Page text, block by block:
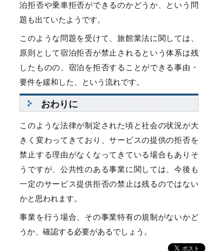
泊拒否や乗車拒否ができるのかどうか、という問
題も出ていたようです。
このような問題を受けて、旅館業法に関しては、
原則として宿泊拒否が禁止されるという体系は残
したものの、宿泊を拒否することができる事由・
要件を緩和した、という流れです。
おわりに
このような法律が制定された頃と社会の状況が大
きく変わってきており、サービスの提供の拒否を
禁止する理由がなくなってきている場合もありそ
うですが、公共性のある事業に関しては、今後も
一定のサービス提供拒否の禁止は残るのではない
かと思われます。
事業を行う場合、その事業特有の規制がないかど
うか、確認する必要があるでしょう。